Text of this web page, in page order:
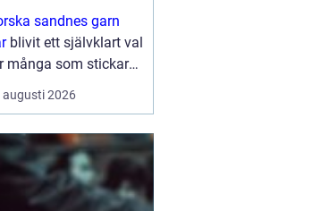
sandnes garn
blivit ett självklart val
många som stickar
virkar i Sverige.
av hög
och mönster som
trender gör ...
augusti 2026